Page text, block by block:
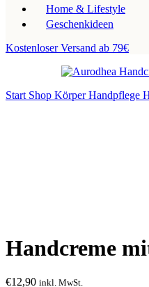
Home & Lifestyle
Geschenkideen
Kostenloser Versand ab 79€
Start Shop KörperHandpflege
Handcreme
€12,90 inkl. MwSt.